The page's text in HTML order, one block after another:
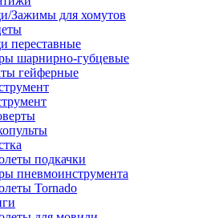
Зажимы для хомутов
переставные
шарнирно-губцевые
гейферные
подкачки
пневмоинструмента
Tornado